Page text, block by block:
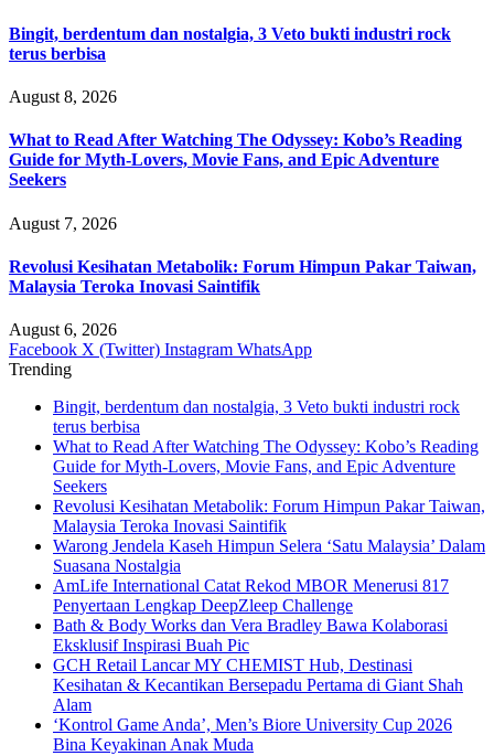
Bingit, berdentum dan nostalgia, 3 Veto bukti industri rock
terus berbisa
August 8, 2026
What to Read After Watching The Odyssey: Kobo’s Reading
Guide for Myth-Lovers, Movie Fans, and Epic Adventure
Seekers
August 7, 2026
Revolusi Kesihatan Metabolik: Forum Himpun Pakar Taiwan,
Malaysia Teroka Inovasi Saintifik
August 6, 2026
Facebook X (Twitter) Instagram WhatsApp
Trending
Bingit, berdentum dan nostalgia, 3 Veto bukti industri rock
terus berbisa
What to Read After Watching The Odyssey: Kobo’s Reading
Guide for Myth-Lovers, Movie Fans, and Epic Adventure
Seekers
Revolusi Kesihatan Metabolik: Forum Himpun Pakar Taiwan,
Malaysia Teroka Inovasi Saintifik
Warong Jendela Kaseh Himpun Selera ‘Satu Malaysia’ Dalam
Suasana Nostalgia
AmLife International Catat Rekod MBOR Menerusi 817
Penyertaan Lengkap DeepZleep Challenge
Bath & Body Works dan Vera Bradley Bawa Kolaborasi
Eksklusif Inspirasi Buah Pic
GCH Retail Lancar MY CHEMIST Hub, Destinasi
Kesihatan & Kecantikan Bersepadu Pertama di Giant Shah
Alam
‘Kontrol Game Anda’, Men’s Biore University Cup 2026
Bina Keyakinan Anak Muda